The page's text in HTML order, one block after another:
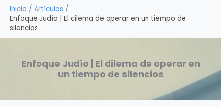
Inicio
Artículos
Enfoque Judío | El dilema de operar en un tiempo de
silencios
Enfoque Judío | El dilema de operar en
un tiempo de silencios